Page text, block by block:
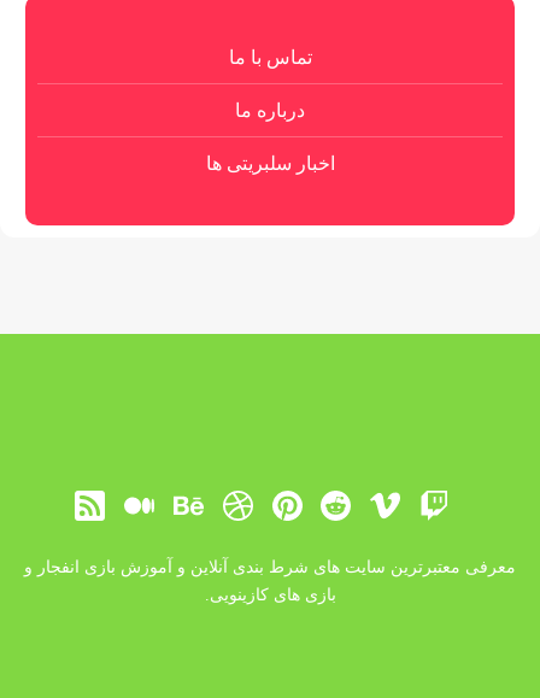
تماس با ما
درباره ما
اخبار سلبریتی ها
معرفی معتبرترین سایت های شرط بندی آنلاین و آموزش بازی انفجار و
بازی های کازینویی.